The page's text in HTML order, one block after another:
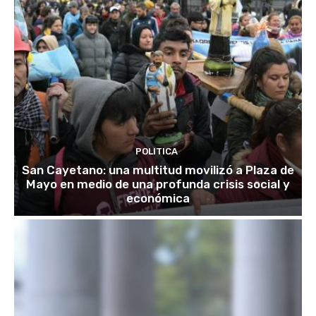
POLITICA
San Cayetano: una multitud movilizó a Plaza de
Mayo en medio de una profunda crisis social y
económica